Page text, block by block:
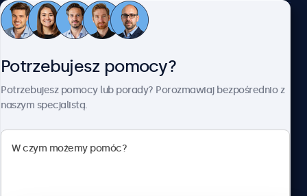
Obsługa klienta
Potrzebujesz pomocy?
Potrzebujesz pomocy lub porady? Porozmawiaj bezpośrednio z
naszym specjalistą.